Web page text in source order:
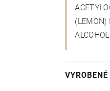
(LEMON)